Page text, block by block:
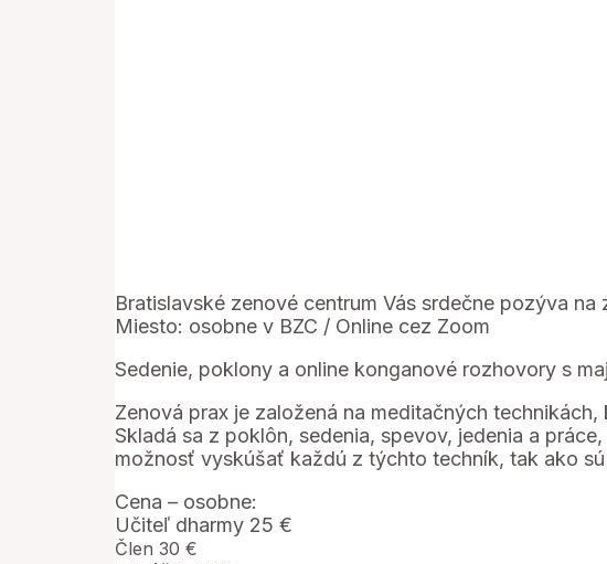
Bratislavské zenové centrum Vás srdečne pozýva na
Miesto: osobne v BZC / Online cez Zoom
Sedenie, poklony a online konganové rozhovory s
Zenová prax je založená na meditačných
Skladá sa z poklôn, sedenia, spevov, jedenia a
možnosť vyskúšať každú z týchto techník, tak ako
Cena – osobne:
Učiteľ dharmy 25 €
Člen 30 €